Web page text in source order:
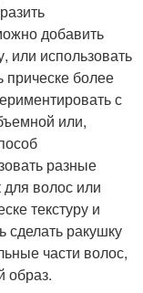
добавить
или использовать
прическе более
с
или,
разные
для волос или
текстуру и
сделать ракушку
части волос,
образ.